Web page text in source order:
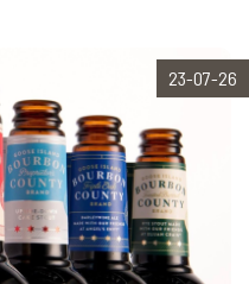
23-07-26